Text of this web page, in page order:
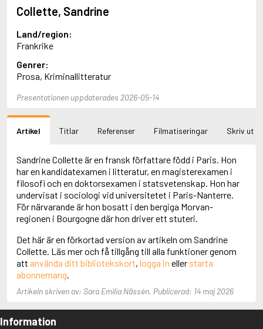
Abbey, Kieran
Abbot, Anthony
Abbott, John
Abbott, Megan
Abdel-Fattah, Randa
Abdolah, Kader
Abé, Kobo
Abele, Inga
Aboulela, Leila
Abrahams, Peter (f. 1947)
Abrahamson, Emmy
Abse, Dannie
Abu-Jaber, Diana
Abulhawa, Susan
Aburas, Lone
Achmatova, Anna
Aciman, André
Ackebo, Lena
Acker, Kathy
Ackroyd, Peter
Adamov, Arthur
Adams, Douglas
Collette, Sandrine
Land/region:
Frankrike
Genrer:
Prosa, Kriminallitteratur
Presentationen uppdaterades 2026-05-14
Artikel Titlar Referenser Filmatiseringar Skriv ut
Sandrine Collette är en fransk författare född i Paris. Hon
har en kandidatexamen i litteratur, en magisterexamen i
filosofi och en doktorsexamen i statsvetenskap. Hon har
undervisat i sociologi vid universitetet i Paris-Nanterre.
För närvarande är hon bosatt i den bergiga Morvan-
regionen i Bourgogne där hon driver ett stuteri.
Det här är en förkortad version av artikeln om Sandrine
Collette. Läs mer och få tillgång till alla funktioner genom
att använda ditt bibliotekskort, logga in eller starta
abonnemang.
Artikeln skriven av: Sara Emilia Nässén. Publicerad: 14 maj 2026
Information